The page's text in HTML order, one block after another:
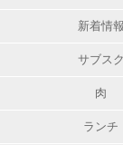
新着情報
サブスク
肉
ランチ